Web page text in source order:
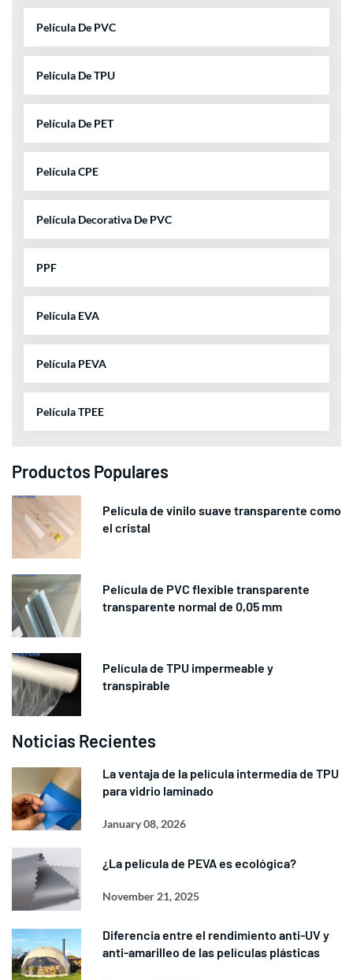
Película De PVC
Película De TPU
Película De PET
Película CPE
Película Decorativa De PVC
PPF
Película EVA
Película PEVA
Película TPEE
Productos Populares
Película de vinilo suave transparente como
el cristal
Película de PVC flexible transparente
transparente normal de 0,05 mm
Película de TPU impermeable y
transpirable
Noticias Recientes
La ventaja de la película intermedia de TPU
para vidrio laminado
January 08, 2026
¿La película de PEVA es ecológica?
November 21, 2025
Diferencia entre el rendimiento anti-UV y
anti-amarilleo de las películas plásticas